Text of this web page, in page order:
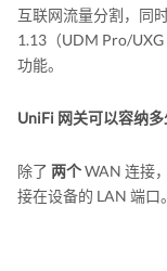
互联网流量分割，同
1.13（UDM Pro/
功能。
UniFi 网关可以容纳多
除了 两个WAN 连接
接在设备的 LAN 端口